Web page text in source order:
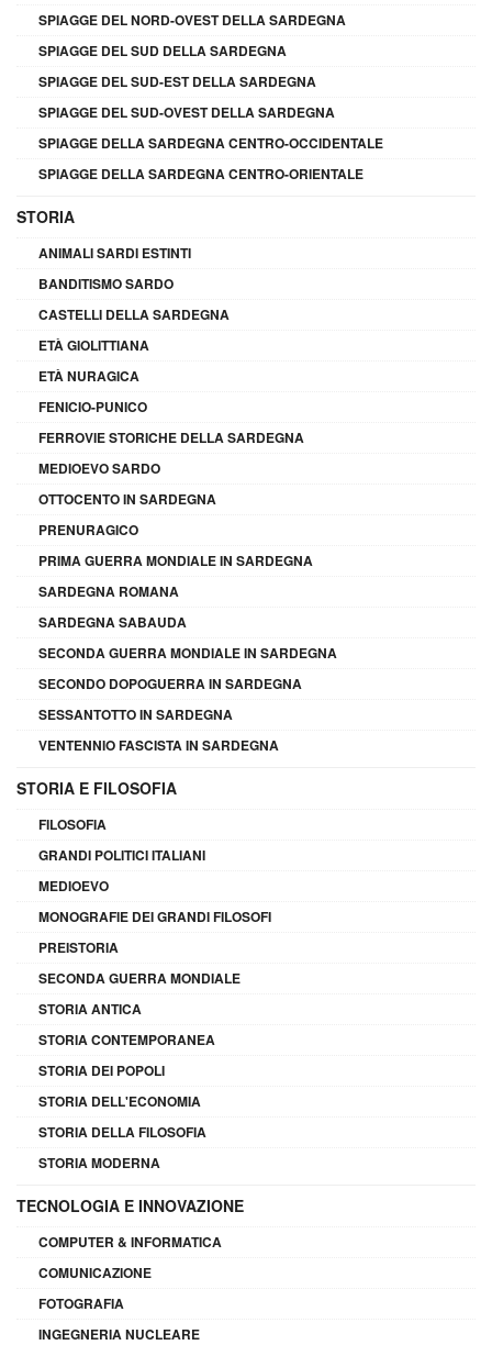
SPIAGGE DEL NORD-OVEST DELLA SARDEGNA
SPIAGGE DEL SUD DELLA SARDEGNA
SPIAGGE DEL SUD-EST DELLA SARDEGNA
SPIAGGE DEL SUD-OVEST DELLA SARDEGNA
SPIAGGE DELLA SARDEGNA CENTRO-OCCIDENTALE
SPIAGGE DELLA SARDEGNA CENTRO-ORIENTALE
STORIA
ANIMALI SARDI ESTINTI
BANDITISMO SARDO
CASTELLI DELLA SARDEGNA
ETÀ GIOLITTIANA
ETÀ NURAGICA
FENICIO-PUNICO
FERROVIE STORICHE DELLA SARDEGNA
MEDIOEVO SARDO
OTTOCENTO IN SARDEGNA
PRENURAGICO
PRIMA GUERRA MONDIALE IN SARDEGNA
SARDEGNA ROMANA
SARDEGNA SABAUDA
SECONDA GUERRA MONDIALE IN SARDEGNA
SECONDO DOPOGUERRA IN SARDEGNA
SESSANTOTTO IN SARDEGNA
VENTENNIO FASCISTA IN SARDEGNA
STORIA E FILOSOFIA
FILOSOFIA
GRANDI POLITICI ITALIANI
MEDIOEVO
MONOGRAFIE DEI GRANDI FILOSOFI
PREISTORIA
SECONDA GUERRA MONDIALE
STORIA ANTICA
STORIA CONTEMPORANEA
STORIA DEI POPOLI
STORIA DELL'ECONOMIA
STORIA DELLA FILOSOFIA
STORIA MODERNA
TECNOLOGIA E INNOVAZIONE
COMPUTER & INFORMATICA
COMUNICAZIONE
FOTOGRAFIA
INGEGNERIA NUCLEARE